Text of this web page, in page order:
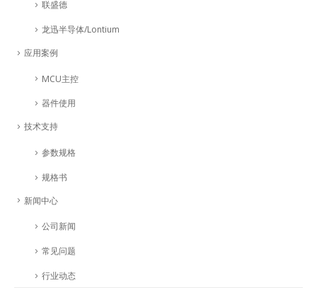
联盛德
龙迅半导体/Lontium
应用案例
MCU主控
器件使用
技术支持
参数规格
规格书
新闻中心
公司新闻
常见问题
行业动态